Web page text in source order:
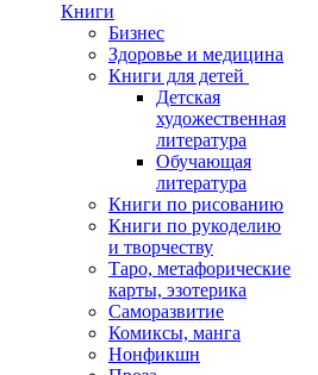
Книги
Бизнес
Здоровье и медицина
Книги для детей
Детская
художественная
литература
Обучающая
литература
Книги по рисованию
Книги по рукоделию
и творчеству
Таро, метафорические
карты, эзотерика
Саморазвитие
Комиксы, манга
Нонфикшн